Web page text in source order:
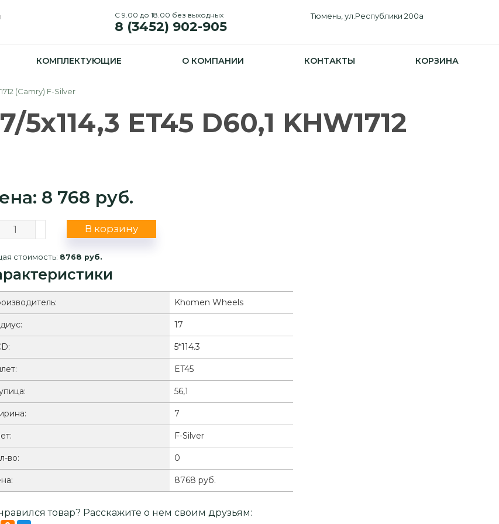
С 9.00 до 18.00 без выходных
8 (3452) 902-905
Тюмень, ул.Республики 200а
КОМПЛЕКТУЮЩИЕ О КОМПАНИИ КОНТАКТЫ КОРЗИНА
(Camry) F-Silver
ET45 D60,1 KHW1712
8 768 руб.
В корзину
стоимость: 8768 руб.
Khomen Wheels
17
5*114.3
ET45
56,1
7
F-Silver
во: 0
8768 руб.
товар? Расскажите о нем своим друзьям: